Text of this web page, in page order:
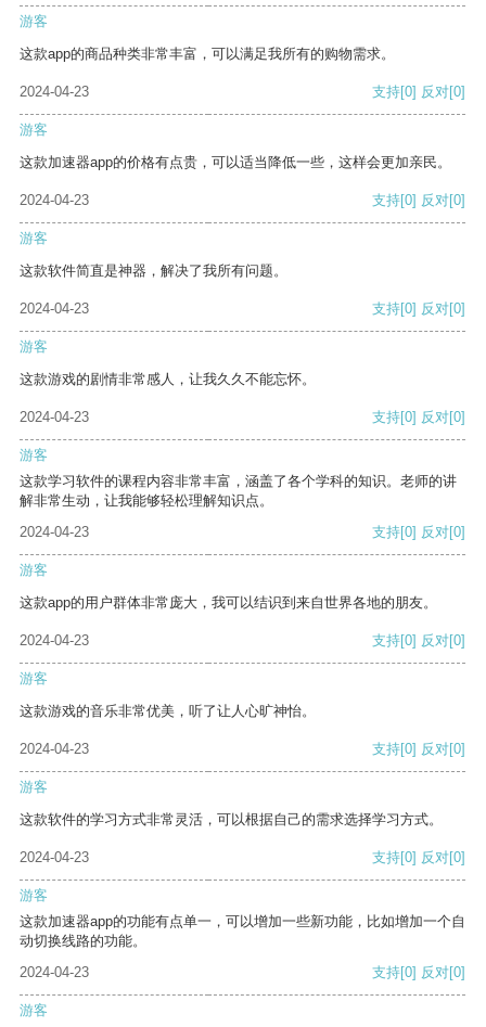
游客
这款app的商品种类非常丰富，可以满足我所有的购物需求。
2024-04-23 支持[0] 反对[0]
游客
这款加速器app的价格有点贵，可以适当降低一些，这样会更加亲民。
2024-04-23 支持[0] 反对[0]
游客
这款软件简直是神器，解决了我所有问题。
2024-04-23 支持[0] 反对[0]
游客
这款游戏的剧情非常感人，让我久久不能忘怀。
2024-04-23 支持[0] 反对[0]
游客
这款学习软件的课程内容非常丰富，涵盖了各个学科的知识。老师的讲
解非常生动，让我能够轻松理解知识点。
2024-04-23
支持[0] 反对[0]
游客
这款app的用户群体非常庞大，我可以结识到来自世界各地的朋友。
2024-04-23 支持[0] 反对[0]
游客
这款游戏的音乐非常优美，听了让人心旷神怡。
2024-04-23 支持[0] 反对[0]
游客
这款软件的学习方式非常灵活，可以根据自己的需求选择学习方式。
2024-04-23 支持[0] 反对[0]
游客
这款加速器app的功能有点单一，可以增加一些新功能，比如增加一个自
动切换线路的功能。
2024-04-23
支持[0] 反对[0]
游客